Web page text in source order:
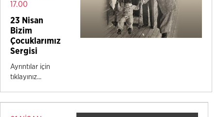
17.00
23 Nisan
Bizim
Çocuklarımız
Sergisi
Ayrıntılar için
tıklayınız...